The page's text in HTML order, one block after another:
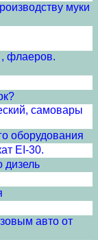
муки
, флаеров.
самовары
оборудования
EI-30.
дизель
авто от